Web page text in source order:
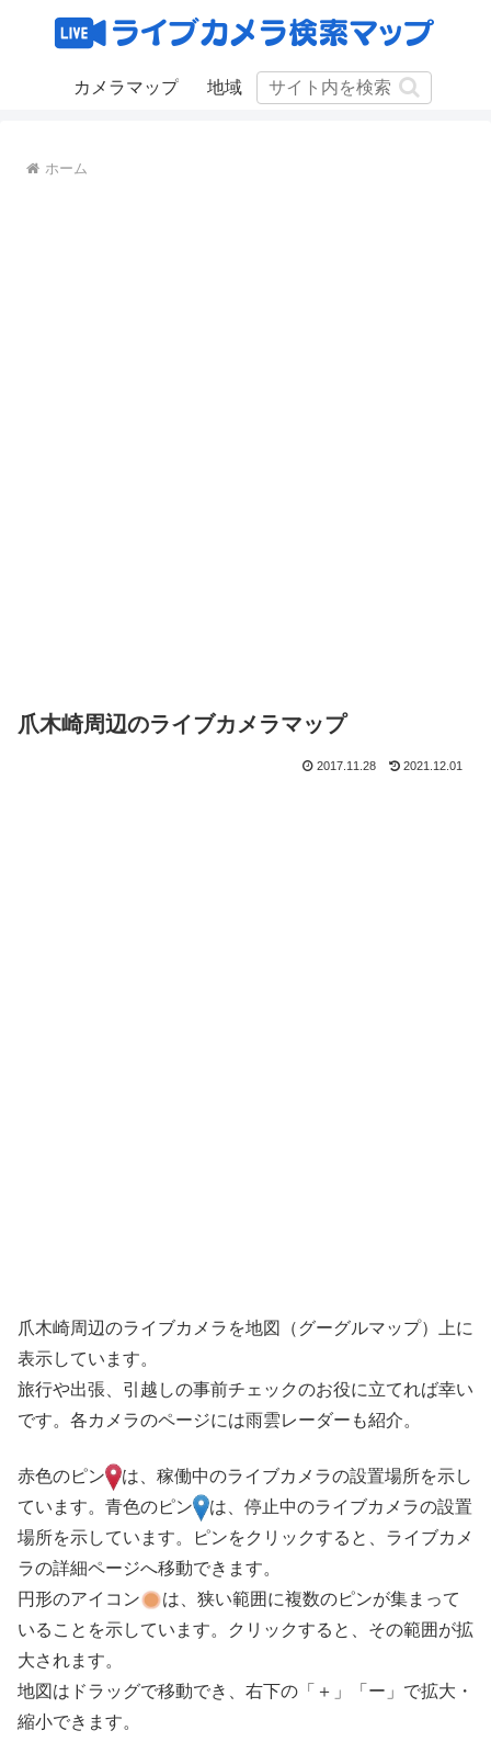
カメラマップ 地域
ホーム
爪木崎周辺のライブカメラマップ
2017.11.28 2021.12.01
爪木崎周辺のライブカメラを地図（グーグルマップ）上に
表示しています。
旅行や出張、引越しの事前チェックのお役に立てれば幸い
です。各カメラのページには雨雲レーダーも紹介。
赤色のピン
は、稼働中のライブカメラの設置場所を示し
ています。青色のピン
は、停止中のライブカメラの設置
場所を示しています。ピンをクリックすると、ライブカメ
ラの詳細ページへ移動できます。
円形のアイコン
は、狭い範囲に複数のピンが集まって
いることを示しています。クリックすると、その範囲が拡
大されます。
地図はドラッグで移動でき、右下の「＋」「ー」で拡大・
縮小できます。